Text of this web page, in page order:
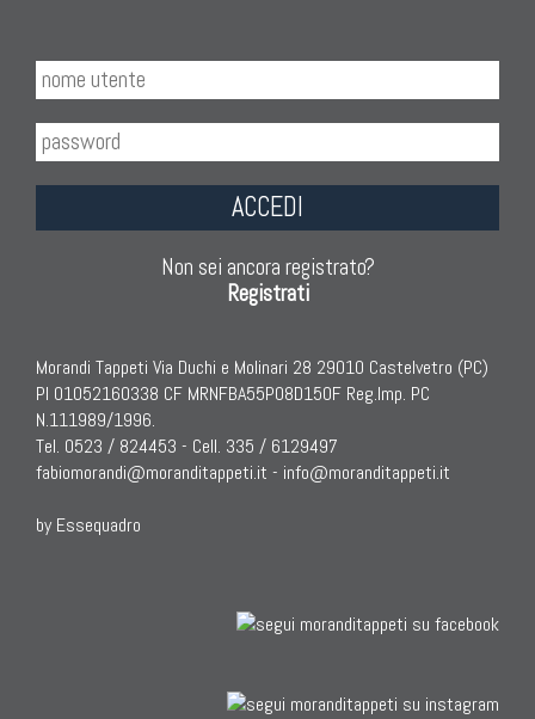
ACCEDI
Non sei ancora registrato?
Registrati
Morandi Tappeti Via Duchi e Molinari 28 29010 Castelvetro (PC)
PI 01052160338 CF MRNFBA55P08D150F Reg.Imp. PC
N.111989/1996.
Tel. 0523 / 824453 - Cell. 335 / 6129497
fabiomorandi@moranditappeti.it - info@moranditappeti.it
by Essequadro